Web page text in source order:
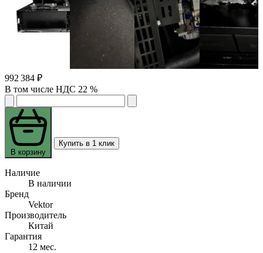
992 384 ₽
В том числе НДС 22 %
В корзину
Купить в 1 клик
Наличие
В наличии
Бренд
Vektor
Производитель
Китай
Гарантия
12 мес.